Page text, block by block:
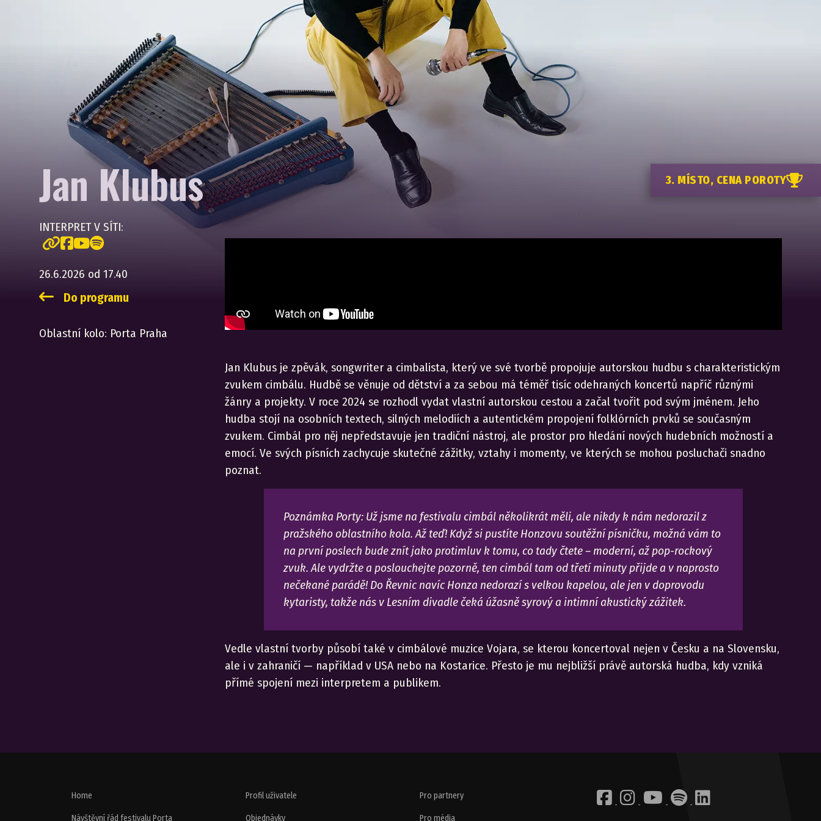
3. MÍSTO, CENA POROTY
Jan Klubus
INTERPRET V SÍTI:
26.6.2026 od 17.40
Do programu
Oblastní kolo: Porta Praha
Jan Klubus je zpěvák, songwriter a cimbalista, který ve své tvorbě propojuje autorskou hudbu s charakteristickým
zvukem cimbálu. Hudbě se věnuje od dětství a za sebou má téměř tisíc odehraných koncertů napříč různými
žánry a projekty. V roce 2024 se rozhodl vydat vlastní autorskou cestou a začal tvořit pod svým jménem. Jeho
hudba stojí na osobních textech, silných melodiích a autentickém propojení folklórních prvků se současným
zvukem. Cimbál pro něj nepředstavuje jen tradiční nástroj, ale prostor pro hledání nových hudebních možností a
emocí. Ve svých písních zachycuje skutečné zážitky, vztahy i momenty, ve kterých se mohou posluchači snadno
poznat.
Poznámka Porty: Už jsme na festivalu cimbál několikrát měli, ale nikdy k nám nedorazil z
pražského oblastního kola. Až teď! Když si pustíte Honzovu soutěžní písničku, možná vám to
na první poslech bude znít jako protimluv k tomu, co tady čtete – moderní, až pop-rockový
zvuk. Ale vydržte a poslouchejte pozorně, ten cimbál tam od třetí minuty přijde a v naprosto
nečekané parádě! Do Řevnic navíc Honza nedorazí s velkou kapelou, ale jen v doprovodu
kytaristy, takže nás v Lesním divadle čeká úžasně syrový a intimní akustický zážitek.
Vedle vlastní tvorby působí také v cimbálové muzice Vojara, se kterou koncertoval nejen v Česku a na Slovensku,
ale i v zahraničí — například v USA nebo na Kostarice. Přesto je mu nejbližší právě autorská hudba, kdy vzniká
přímé spojení mezi interpretem a publikem.
Home
Návštěvní řád festivalu Porta
Profil uživatele
Objednávky
Pro partnery
Pro média